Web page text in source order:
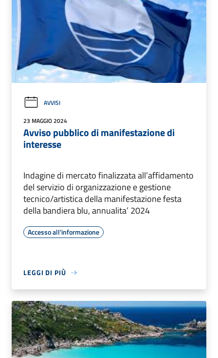
AVVISI
23 MAGGIO 2024
Avviso pubblico di manifestazione di
interesse
Indagine di mercato finalizzata all’affidamento
del servizio di organizzazione e gestione
tecnico/artistica della manifestazione festa
della bandiera blu, annualita’ 2024
Accesso all'informazione
LEGGI DI PIÙ